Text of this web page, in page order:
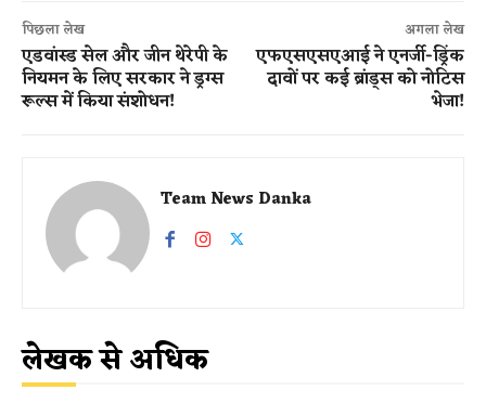
पिछला लेख
एडवांस्ड सेल और जीन थेरेपी के
नियमन के लिए सरकार ने ड्रग्स
रूल्स में किया संशोधन!
अगला लेख
एफएसएसएआई ने एनर्जी-ड्रिंक
दावों पर कई ब्रांड्स को नोटिस
भेजा​!
Team News Danka
लेखक से अधिक